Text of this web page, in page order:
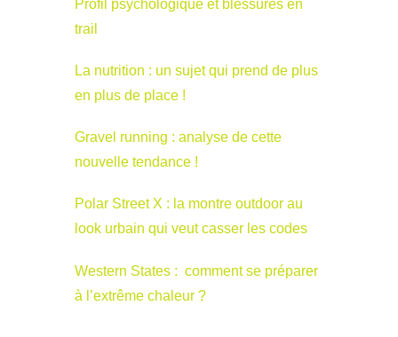
Profil psychologique et blessures en
trail
La nutrition : un sujet qui prend de plus
en plus de place !
Gravel running : analyse de cette
nouvelle tendance !
Polar Street X : la montre outdoor au
look urbain qui veut casser les codes
Western States : comment se préparer
à l’extrême chaleur ?